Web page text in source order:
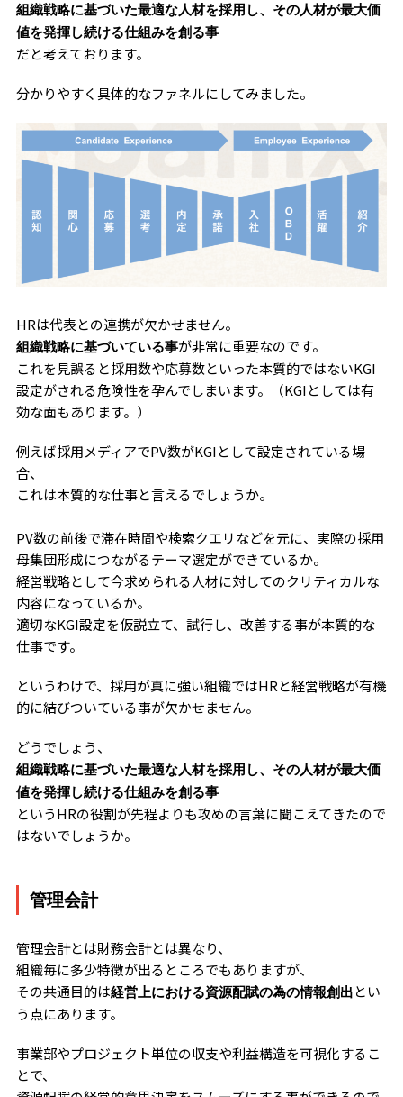
組織戦略に基づいた最適な人材を採用し、その人材が最大価
値を発揮し続ける仕組みを創る事
だと考えております。
分かりやすく具体的なファネルにしてみました。
HRは代表との連携が欠かせません。
組織戦略に基づいている事が非常に重要なのです。
これを見誤ると採用数や応募数といった本質的ではないKGI
設定がされる危険性を孕んでしまいます。（KGIとしては有
効な面もあります。）
例えば採用メディアでPV数がKGIとして設定されている場
合、
これは本質的な仕事と言えるでしょうか。
PV数の前後で滞在時間や検索クエリなどを元に、実際の採用
母集団形成につながるテーマ選定ができているか。
経営戦略として今求められる人材に対してのクリティカルな
内容になっているか。
適切なKGI設定を仮説立て、試行し、改善する事が本質的な
仕事です。
というわけで、採用が真に強い組織ではHRと経営戦略が有機
的に結びついている事が欠かせません。
どうでしょう、
組織戦略に基づいた最適な人材を採用し、その人材が最大価
値を発揮し続ける仕組みを創る事
というHRの役割が先程よりも攻めの言葉に聞こえてきたので
はないでしょうか。
管理会計
管理会計とは財務会計とは異なり、
組織毎に多少特徴が出るところでもありますが、
その共通目的は経営上における資源配賦の為の情報創出 とい
う点にあります。
事業部やプロジェクト単位の収支や利益構造を可視化するこ
とで、